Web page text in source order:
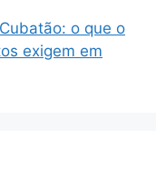
o que o
exigem em